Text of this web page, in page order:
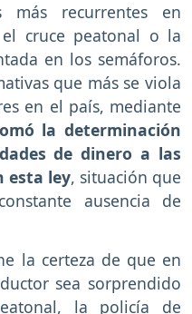
más recurrentes en
cruce peatonal o la
en los semáforos.
que más se viola
en el país, mediante
la determinación
de dinero a las
esta ley, situación que
ausencia de
la certeza de que en
sea sorprendido
la policía de